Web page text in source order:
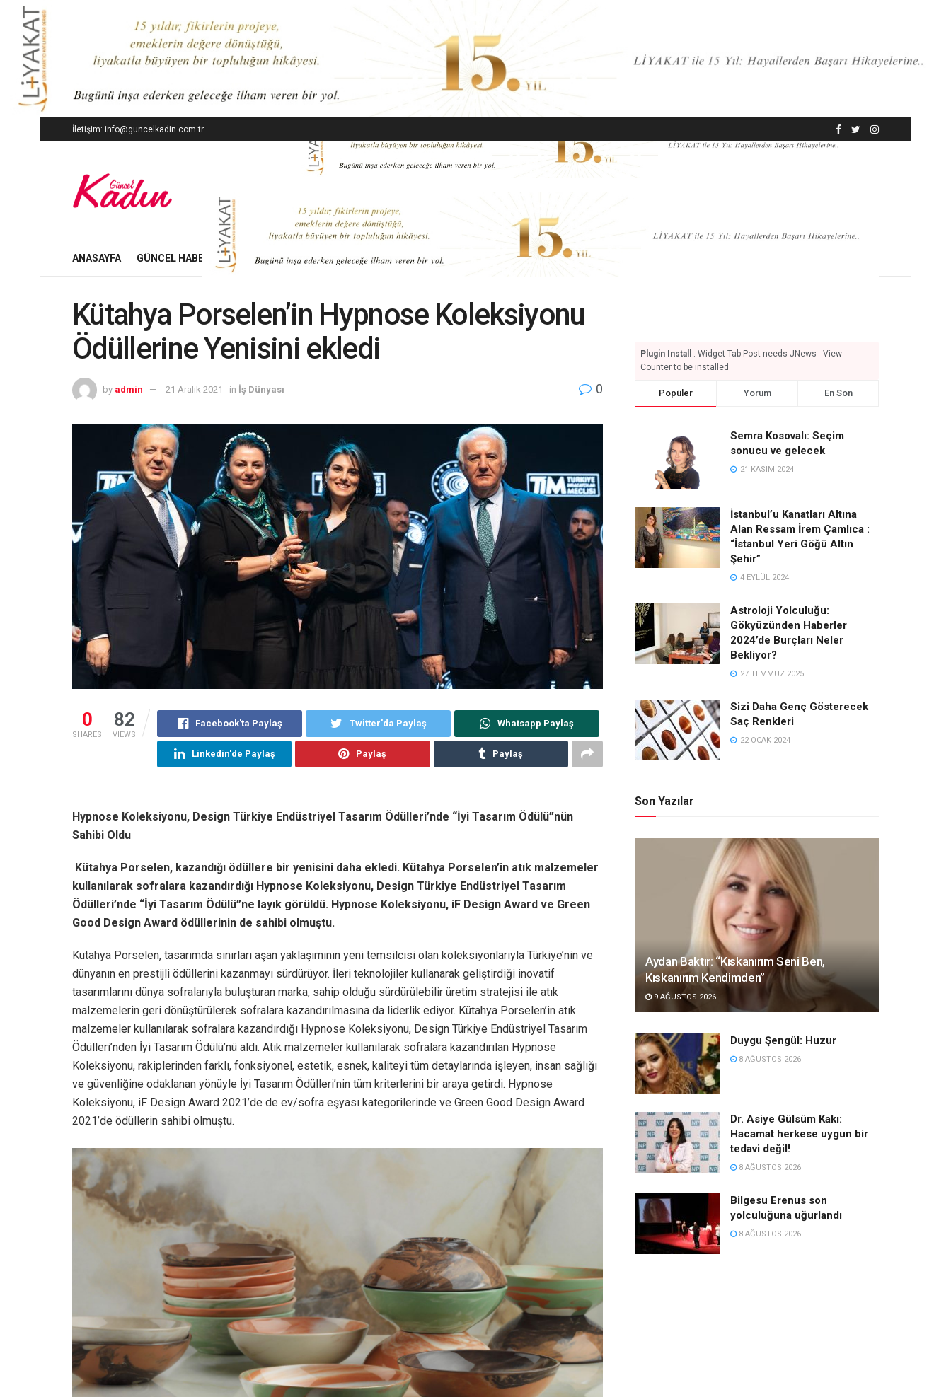
İletişim: info@guncelkadin.com.tr
ANASAYFA GÜNCEL HABERLER İŞ DÜNYASI EKONOMI MODA GÜZELLIK YAŞAM SANAT
Kütahya Porselen’in Hypnose Koleksiyonu
Ödüllerine Yenisini ekledi
by admin 21 Aralık 2021 in İş Dünyası 0
0
SHARES
82
VIEWS
Facebook'ta Paylaş Twitter'da Paylaş Whatsapp Paylaş
Linkedin'de Paylaş Paylaş Paylaş
Hypnose Koleksiyonu, Design Türkiye Endüstriyel Tasarım Ödülleri’nde “İyi Tasarım Ödülü”nün
Sahibi Oldu
Kütahya Porselen, kazandığı ödüllere bir yenisini daha ekledi. Kütahya Porselen’in atık malzemeler
kullanılarak sofralara kazandırdığı Hypnose Koleksiyonu, Design Türkiye Endüstriyel Tasarım
Ödülleri’nde “İyi Tasarım Ödülü”ne layık görüldü. Hypnose Koleksiyonu, iF Design Award ve Green
Good Design Award ödüllerinin de sahibi olmuştu.
Kütahya Porselen, tasarımda sınırları aşan yaklaşımının yeni temsilcisi olan koleksiyonlarıyla Türkiye’nin ve
dünyanın en prestijli ödüllerini kazanmayı sürdürüyor. İleri teknolojiler kullanarak geliştirdiği inovatif
tasarımlarını dünya sofralarıyla buluşturan marka, sahip olduğu sürdürülebilir üretim stratejisi ile atık
malzemelerin geri dönüştürülerek sofralara kazandırılmasına da liderlik ediyor. Kütahya Porselen’in atık
malzemeler kullanılarak sofralara kazandırdığı Hypnose Koleksiyonu, Design Türkiye Endüstriyel Tasarım
Ödülleri’nden İyi Tasarım Ödülü’nü aldı. Atık malzemeler kullanılarak sofralara kazandırılan Hypnose
Koleksiyonu, rakiplerinden farklı, fonksiyonel, estetik, esnek, kaliteyi tüm detaylarında işleyen, insan sağlığı
ve güvenliğine odaklanan yönüyle İyi Tasarım Ödülleri’nin tüm kriterlerini bir araya getirdi. Hypnose
Koleksiyonu, iF Design Award 2021’de de ev/sofra eşyası kategorilerinde ve Green Good Design Award
2021’de ödüllerin sahibi olmuştu.
Plugin Install
: Widget Tab Post needs JNews - View
Counter to be installed
Popüler Yorum En Son
Semra Kosovalı: Seçim
sonucu ve gelecek
21 KASIM 2024
İstanbul’u Kanatları Altına
Alan Ressam İrem Çamlıca :
“İstanbul Yeri Göğü Altın
Şehir”
4 EYLÜL 2024
Astroloji Yolculuğu:
Gökyüzünden Haberler
2024’de Burçları Neler
Bekliyor?
27 TEMMUZ 2025
Sizi Daha Genç Gösterecek
Saç Renkleri
22 OCAK 2024
Son Yazılar
Aydan Baktır: “Kıskanırım Seni Ben,
Kıskanırım Kendimden”
9 AĞUSTOS 2026
Duygu Şengül: Huzur
8 AĞUSTOS 2026
Dr. Asiye Gülsüm Kakı:
Hacamat herkese uygun bir
tedavi değil!
8 AĞUSTOS 2026
Bilgesu Erenus son
yolculuğuna uğurlandı
8 AĞUSTOS 2026